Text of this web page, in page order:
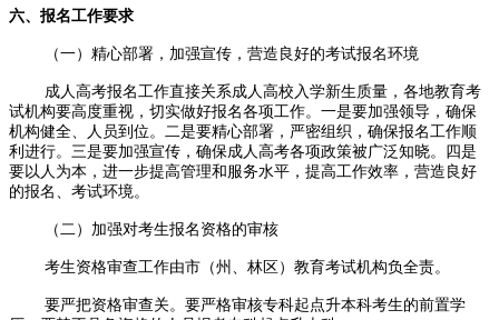
六、报名工作要求
（一）精心部署，加强宣传，营造良好的考试报名环境
成人高考报名工作直接关系成人高校入学新生质量，各地教育考
试机构要高度重视，切实做好报名各项工作。一是要加强领导，确保
机构健全、人员到位。二是要精心部署，严密组织，确保报名工作顺
利进行。三是要加强宣传，确保成人高考各项政策被广泛知晓。四是
要以人为本，进一步提高管理和服务水平，提高工作效率，营造良好
的报名、考试环境。
（二）加强对考生报名资格的审核
考生资格审查工作由市（州、林区）教育考试机构负全责。
要严把资格审查关。要严格审核专科起点升本科考生的前置学